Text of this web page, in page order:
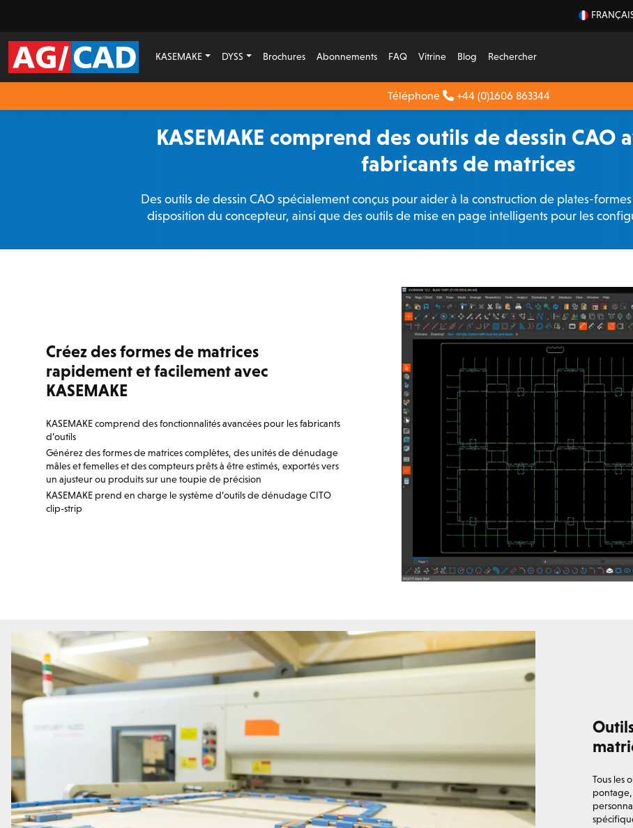
KASEMAKE DYSS Brochures Abonnements FAQ Vitrine Blog Rechercher
Téléphone +44 (0)1606 863344
KASEMAKE comprend des outils de dessin CAO
fabricants de matrices
Des outils de dessin CAO spécialement conçus pour aider à la construction de plates-
disposition du concepteur, ainsi que des outils de mise en page intelligents pour les
Créez des formes de matrices
rapidement et facilement avec
KASEMAKE
KASEMAKE comprend des fonctionnalités avancées pour les fabricants
d’outils
Générez des formes de matrices complètes, des unités de dénudage
mâles et femelles et des compteurs prêts à être estimés, exportés vers
un ajusteur ou produits sur une toupie de précision
KASEMAKE prend en charge le système d’outils de dénudage CITO
clip-strip
Tous les